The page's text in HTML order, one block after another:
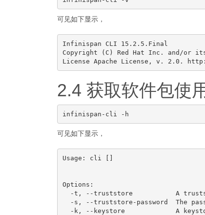
可见如下显示，
Infinispan CLI 15.2.5.Final
Copyright (C) Red Hat Inc. and/or
2.4 获取软件包使
可见如下显示，
Usage: cli []
Options:
-t, --truststore           A
-s, --truststore-password  The
-k, --keystore             A